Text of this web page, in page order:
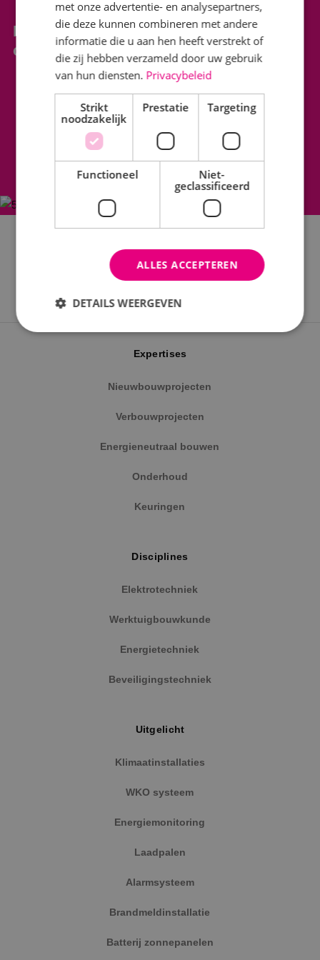
Heb je vragen? Neem contact met
ons op!
076 599 1700
info@binktechniek.nl
Expertises
Nieuwbouwprojecten
Verbouwprojecten
Energieneutraal bouwen
Onderhoud
Keuringen
Disciplines
Elektrotechniek
Werktuigbouwkunde
Energietechniek
Beveiligingstechniek
Uitgelicht
Klimaatinstallaties
WKO systeem
Energiemonitoring
Laadpalen
Alarmsysteem
Brandmeldinstallatie
Batterij zonnepanelen
met onze advertentie- en analysepartners,
die deze kunnen combineren met andere
informatie die u aan hen heeft verstrekt of
die zij hebben verzameld door uw gebruik
van hun diensten. Privacybeleid
Strikt
noodzakelijk
Prestatie Targeting
Functioneel
Niet-
geclassificeerd
ALLES ACCEPTEREN
DETAILS WEERGEVEN
Functioneel
Niet-geclassificeerd
kernfunctionaliteiten van de website mogelijk, zoals
website kan niet goed worden gebruikt zonder de
strikt noodzakelijke cookies.
VISITOR_PRIVACY_METADATA
.youtube.com